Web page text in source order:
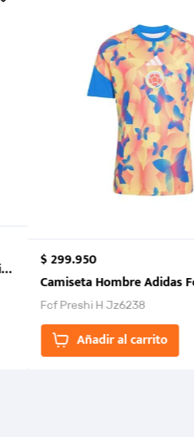
Colombia FCF 2026.
$299.950
Camiseta Hombre Adidas
Fcf Preshi H Jz6238
Añadir al carrito